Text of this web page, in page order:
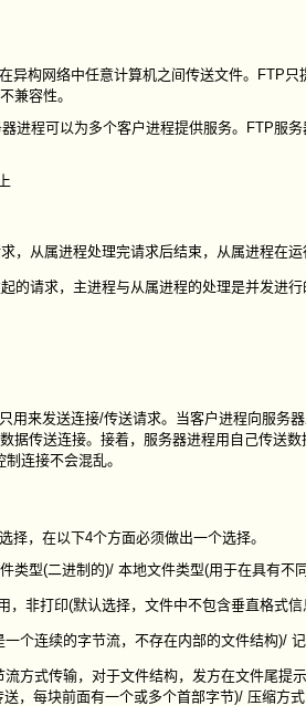
构网络中任意计算机之间传送文件。FTP只
兼容性。
程可以为多个客户进程提供服务。FTP服务
，从属进程处理完请求后结束，从属进程在
的请求，主进程与从属进程的处理是并发进行
来发送连接/传送请求。当客户进程向服务
据传送连接。接着，服务器进程用自己传送
连接不会混乱。
，在以下4个方面必须做出一个选择。
类型(二进制的)/ 本地文件类型(用于在具有不
，非打印(默认选择，文件中不包含垂直格式
个连续的字节流，不存在内部的文件结构)/
方式传输，对于文件结构，发方在文件尾提
，每块前面有一个或多个首部字节)/ 压缩方式